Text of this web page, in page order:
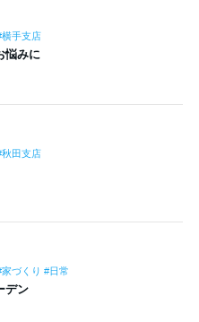
横手支店
悩みに
秋田支店
家づくり #日常
デン